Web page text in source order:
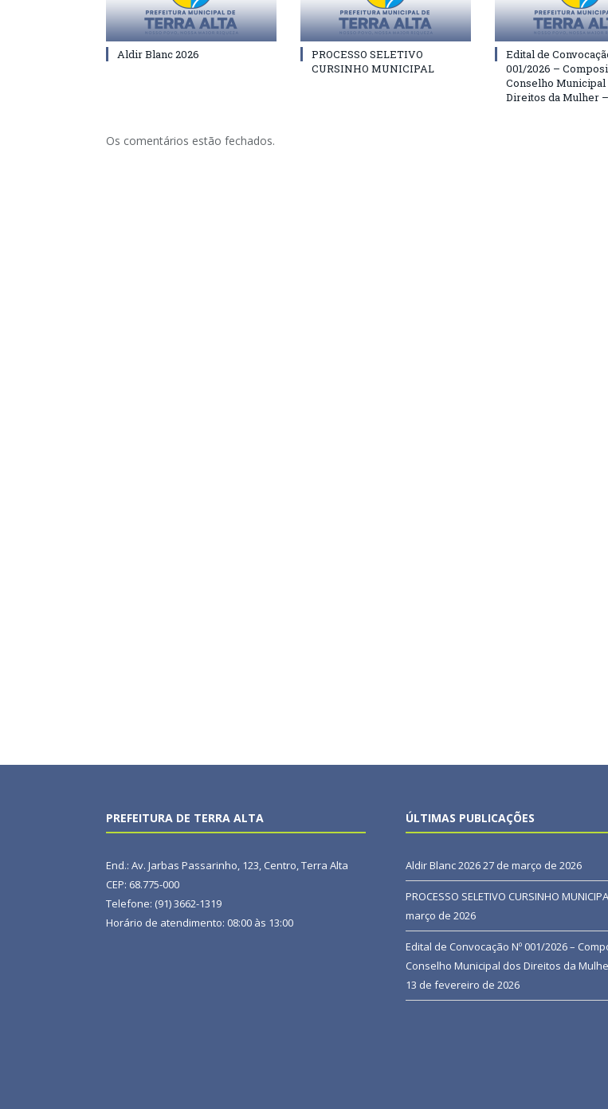
Aldir Blanc 2026
PROCESSO SELETIVO
CURSINHO MUNICIPAL
Edital de
001/2026 –
Conselho Municipal
Direitos da Mulher
Os comentários estão fechados.
PREFEITURA DE TERRA ALTA
End.: Av. Jarbas Passarinho, 123, Centro, Terra Alta
CEP: 68.775-000
Telefone: (91) 3662-1319
Horário de atendimento: 08:00 às 13:00
ÚLTIMAS PUBLICAÇÕES
Aldir Blanc 202627 de março de 2026
PROCESSO SELETIVO CURSINHO
março de 2026
Edital de Convocação Nº 001/2026 –
Conselho Municipal dos Direitos da
13 de fevereiro de 2026